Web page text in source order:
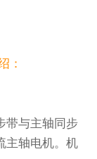
：
带与主轴同步
轴电机。机